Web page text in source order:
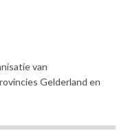
van
Gelderland en